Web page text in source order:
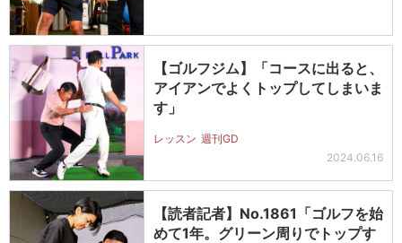
【ゴルフジム】「コースに出ると、
アイアンでよくトップしてしまいま
す」
レッスン 週刊GD
2024.06.16
【読者記者】No.1861「ゴルフを始
めて1年。グリーン周りでトップす